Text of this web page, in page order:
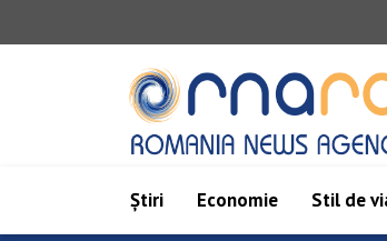
Știri Economie Stil de